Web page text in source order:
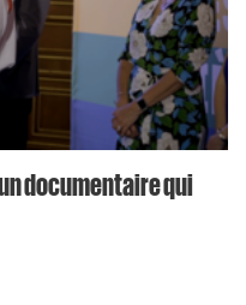
documentaire qui